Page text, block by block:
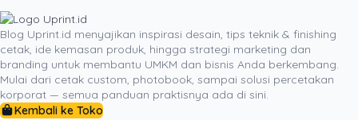
kesalahan umum yang telah kita bahas, Anda sudah
selangkah lebih maju dalam menciptakan kampanye-
kampanye promosi yang tidak hanya mencapai tujuan
bisnis tetapi juga meninggalkan kesan mendalam di
benak audiens. Ingatlah bahwa setiap promosi adalah
kesempatan untuk bercerita dan membangun
Blog Uprint.id menyajikan inspirasi desain, tips teknik & finishing
cetak, ide kemasan produk, hingga strategi marketing dan
branding untuk membantu UMKM dan bisnis Anda berkembang.
Mulai dari cetak custom, photobook, sampai solusi percetakan
korporat — semua panduan praktisnya ada di sini.
Kembali ke Toko